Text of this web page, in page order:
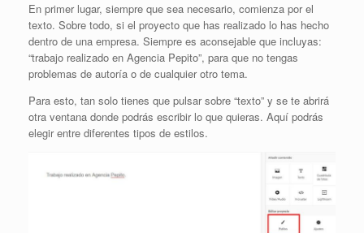
En primer lugar, siempre que sea necesario, comienza por el
texto. Sobre todo, si el proyecto que has realizado lo has hecho
dentro de una empresa. Siempre es aconsejable que incluyas:
“trabajo realizado en Agencia Pepito”, para que no tengas
problemas de autoría o de cualquier otro tema.
Para esto, tan solo tienes que pulsar sobre “texto” y se te abrirá
otra ventana donde podrás escribir lo que quieras. Aquí podrás
elegir entre diferentes tipos de estilos.